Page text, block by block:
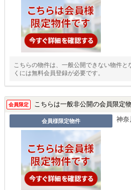
こちらの物件は、一般公開できない物件
くには無料会員登録が必要です。
会員限定 こちらは一般非公開の会員限定物
会員様限定物件 神奈